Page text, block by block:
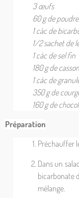
3 œufs
60 g de
1 càc de
1/2 sachet de
1 càc de sel fin
180 g de
1 càc de
350 g de
160 g de
Préparation
Préchauffer
Dans un
bicarbonate
mélange.